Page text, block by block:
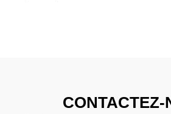
CONTACTEZ-